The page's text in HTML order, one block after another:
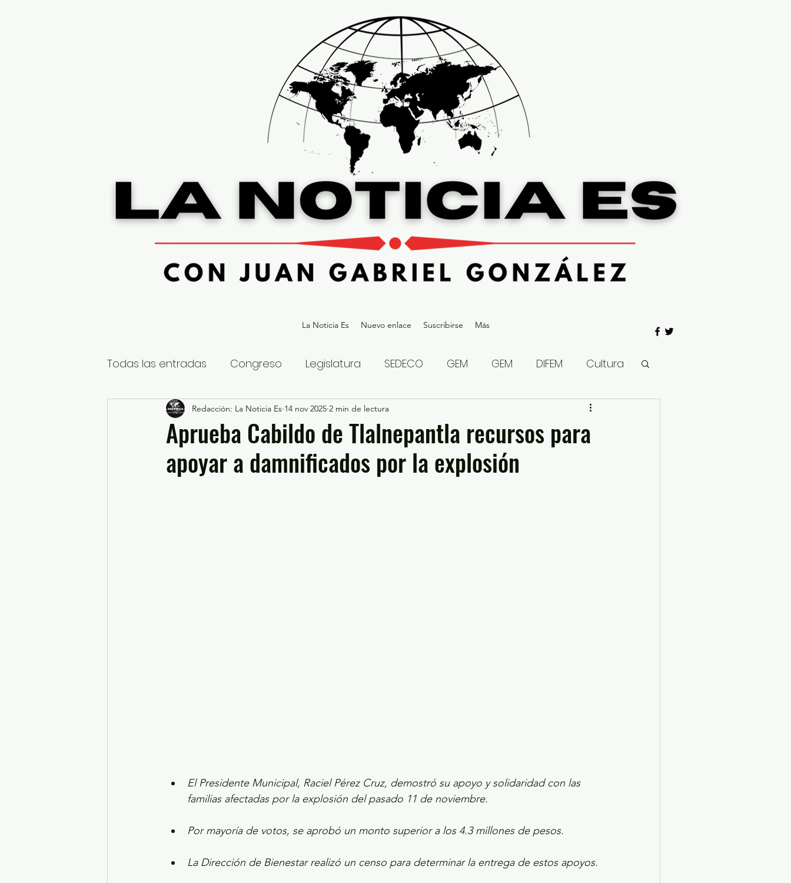
La Noticia Es Nuevo enlace Suscribirse Más
Todas las entradas Congreso Legislatura SEDECO GEM GEM DIFEM Cultura
Nacional Estatal Gubernatura Edoméx 2023
Educación y Cultura Seguridad y Justicia Denuncia Ciudadana
Aprueba Cabildo de Tlalnepantla recursos para
apoyar a damnificados por la explosión
Redacción: La Noticia Es 14 nov 2025 2 min de lectura
El Presidente Municipal, Raciel Pérez Cruz, demostró su apoyo y solidaridad con las
familias afectadas por la explosión del pasado 11 de noviembre.
Por mayoría de votos, se aprobó un monto superior a los 4.3 millones de pesos.
La Dirección de Bienestar realizó un censo para determinar la entrega de estos apoyos.